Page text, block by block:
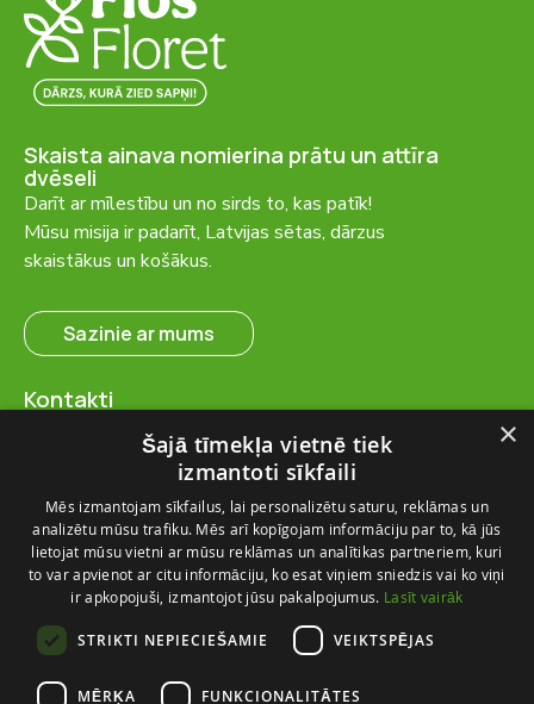
Skaista ainava nomierina prātu un attīra
dvēseli
Darīt ar mīlestību un no sirds to, kas patīk!
Mūsu misija ir padarīt, Latvijas sētas, dārzus
skaistākus un košākus.
Sazinie ar mums
Kontakti
Ventspils nov., Ugāles pag.,
Ugāle, “Salas” – 23, LV-3615
+371 28 767 262
info@flosfloret.com
Noderīga informācija
Par mums
Piegādes un atgriešana
Kontakti
×
Šajā tīmekļa vietnē tiek
izmantoti sīkfaili
Mēs izmantojam sīkfailus, lai personalizētu saturu, reklāmas un
analizētu mūsu trafiku. Mēs arī kopīgojam informāciju par to, kā jūs
lietojat mūsu vietni ar mūsu reklāmas un analītikas partneriem, kuri
to var apvienot ar citu informāciju, ko esat viņiem sniedzis vai ko viņi
ir apkopojuši, izmantojot jūsu pakalpojumus. Lasīt vairāk
STRIKTI NEPIECIEŠAMIE VEIKTSPĒJAS
MĒRĶA FUNKCIONALITĀTES